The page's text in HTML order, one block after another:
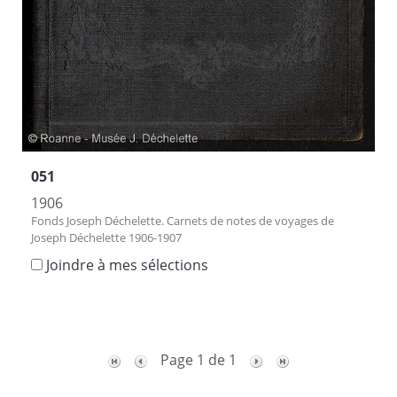
051
1906
Fonds Joseph Déchelette. Carnets de notes de voyages de
Joseph Déchelette 1906-1907
Joindre à mes sélections
Page 1 de 1